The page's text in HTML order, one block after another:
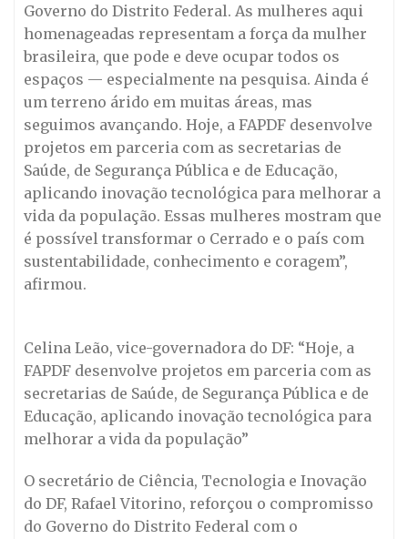
Governo do Distrito Federal. As mulheres aqui
homenageadas representam a força da mulher
brasileira, que pode e deve ocupar todos os
espaços — especialmente na pesquisa. Ainda é
um terreno árido em muitas áreas, mas
seguimos avançando. Hoje, a FAPDF desenvolve
projetos em parceria com as secretarias de
Saúde, de Segurança Pública e de Educação,
aplicando inovação tecnológica para melhorar a
vida da população. Essas mulheres mostram que
é possível transformar o Cerrado e o país com
sustentabilidade, conhecimento e coragem”,
afirmou.
Celina Leão, vice-governadora do DF: “Hoje, a
FAPDF desenvolve projetos em parceria com as
secretarias de Saúde, de Segurança Pública e de
Educação, aplicando inovação tecnológica para
melhorar a vida da população”
O secretário de Ciência, Tecnologia e Inovação
do DF, Rafael Vitorino, reforçou o compromisso
do Governo do Distrito Federal com o